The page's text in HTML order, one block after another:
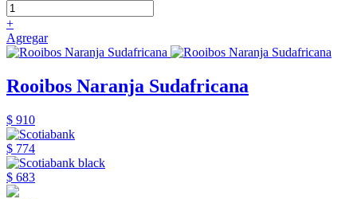
+
Agregar
Rooibos Naranja Sudafricana
$ 910
$ 774
$ 683